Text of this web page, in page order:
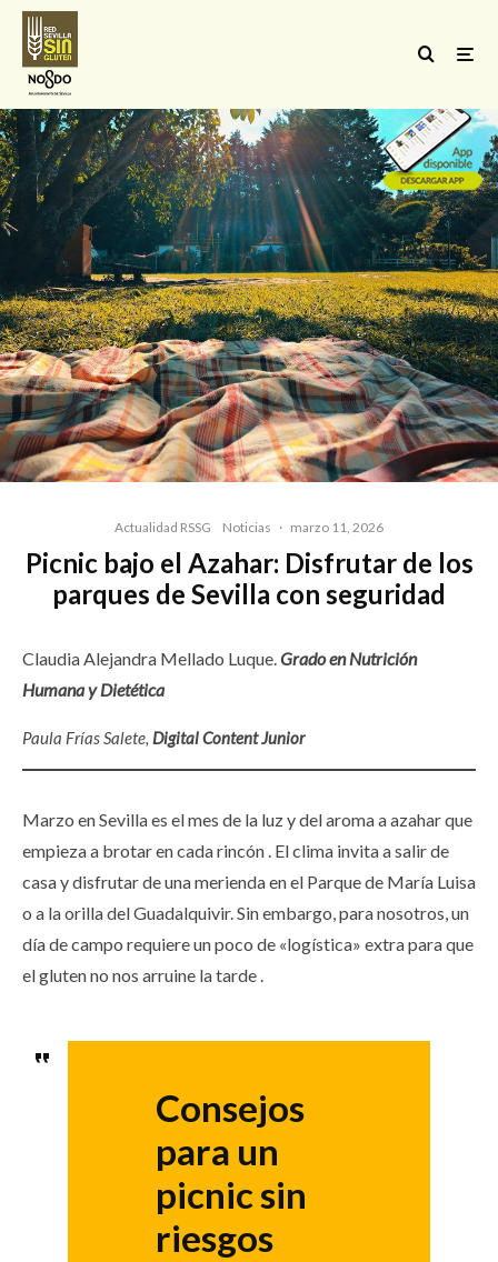
Actualidad RSSG Noticias · marzo 11, 2026
Picnic bajo el Azahar: Disfrutar de los
parques de Sevilla con seguridad
Claudia Alejandra Mellado Luque. Grado en Nutrición
Humana y Dietética
Paula Frías Salete, Digital Content Junior
Marzo en Sevilla es el mes de la luz y del aroma a azahar que
empieza a brotar en cada rincón . El clima invita a salir de
casa y disfrutar de una merienda en el Parque de María Luisa
o a la orilla del Guadalquivir. Sin embargo, para nosotros, un
día de campo requiere un poco de «logística» extra para que
el gluten no nos arruine la tarde .
Consejos
para un
picnic sin
riesgos